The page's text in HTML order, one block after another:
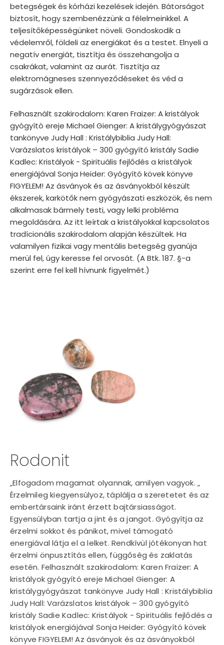
betegségek és kórházi kezelések idején. Bátorságot
biztosít, hogy szembenézzünk a félelmeinkkel. A
teljesítőképességünket növeli. Gondoskodik a
védelemről, földeli az energiákat és a testet. Elnyeli a
negatív energiát, tisztítja és összehangolja a
csakrákat, valamint az aurát. Tisztítja az
elektromágneses szennyeződéseket és véd a
sugárzások ellen.
Felhasznált szakirodalom: Karen Fraizer: A kristályok
gyógyító ereje Michael Gienger: A kristálygyógyászat
tankönyve Judy Hall : Kristálybiblia Judy Hall:
Varázslatos kristályok – 300 gyógyító kristály Sadie
Kadlec: Kristályok - Spirituális fejlődés a kristályok
energiájával Sonja Heider: Gyógyító kövek könyve
FIGYELEM! Az ásványok és az ásványokból készült
ékszerek, karkötők nem gyógyászati eszközök, és nem
alkalmasak bármely testi, vagy lelki probléma
megoldására. Az itt leírtak a kristályokkal kapcsolatos
tradícionális szakirodalom alapján készültek. Ha
valamilyen fizikai vagy mentális betegség gyanúja
merül fel, úgy keresse fel orvosát. (A Btk. 187. §-a
szerint erre fel kell hívnunk figyelmét.)
Rodonit
„Elfogadom magamat olyannak, amilyen vagyok. „
Érzelmileg kiegyensúlyoz, táplálja a szeretetet és az
embertársaink iránt érzett bajtársiasságot.
Egyensúlyban tartja a jint és a jangot. Gyógyítja az
érzelmi sokkot és pánikot, mivel támogató
energiával látja el a lelket. Rendkívül jótékonyan hat
érzelmi önpusztítás ellen, függőség és zaklatás
esetén. Felhasznált szakirodalom: Karen Fraizer: A
kristályok gyógyító ereje Michael Gienger: A
kristálygyógyászat tankönyve Judy Hall : Kristálybiblia
Judy Hall: Varázslatos kristályok – 300 gyógyító
kristály Sadie Kadlec: Kristályok - Spirituális fejlődés a
kristályok energiájával Sonja Heider: Gyógyító kövek
könyve FIGYELEM! Az ásványok és az ásványokból